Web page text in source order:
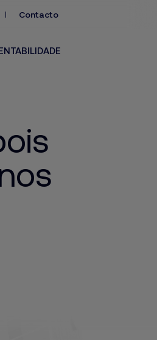
Contacto